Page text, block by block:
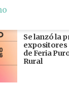
Se lanzó la
expositores
de Feria
Rural